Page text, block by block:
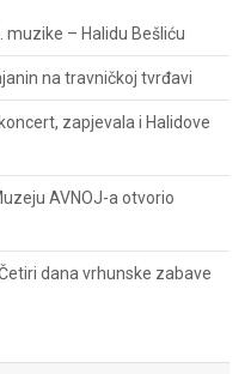
muzike – Halidu Bešliću
na travničkoj tvrđavi
zapjevala i Halidove
AVNOJ-a otvorio
dana vrhunske zabave